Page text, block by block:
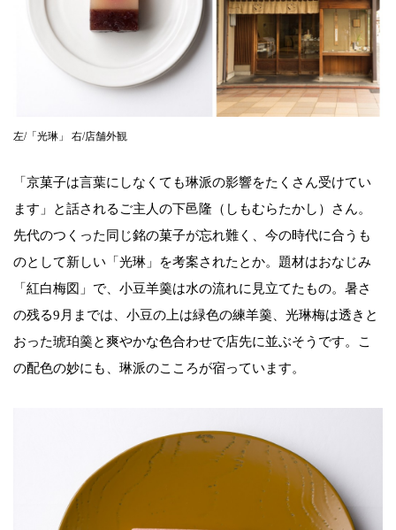
左/「光琳」 右/店舗外観
「京菓子は言葉にしなくても琳派の影響をたくさん受けてい
ます」と話されるご主人の下邑隆（しもむらたかし）さん。
先代のつくった同じ銘の菓子が忘れ難く、今の時代に合うも
のとして新しい「光琳」を考案されたとか。題材はおなじみ
「紅白梅図」で、小豆羊羹は水の流れに見立てたもの。暑さ
の残る9月までは、小豆の上は緑色の練羊羹、光琳梅は透きと
おった琥珀羹と爽やかな色合わせで店先に並ぶそうです。こ
の配色の妙にも、琳派のこころが宿っています。